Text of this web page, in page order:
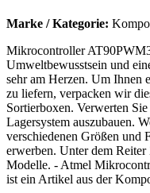
Marke / Kategorie:
Mikrocontroller
Umweltbewusstsein und
sehr am Herzen. Um Ihnen
zu liefern, verpacken wir
Sortierboxen. Verwerten
Lagersystem auszubauen.
verschiedenen Größen und
erwerben. Unter dem
Modelle. - Atmel
ist ein Artikel aus der